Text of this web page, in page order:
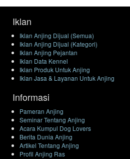
Iklan
Iklan Anjing Dijual (Semua)
Iklan Anjing Dijual (Kategori)
Iklan Anjing Pejantan
Iklan Data Kennel
Iklan Produk Untuk Anjing
Iklan Jasa & Layanan Untuk Anjing
Informasi
Pameran Anjing
Seminar Tentang Anjing
Acara Kumpul Dog Lovers
Berita Dunia Anjing
Artikel Tentang Anjing
Profil Anjing Ras